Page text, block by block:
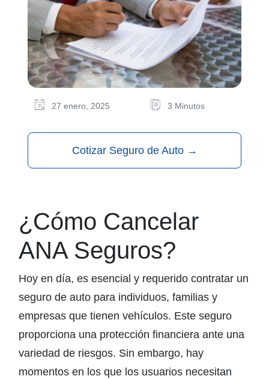
27 enero, 2025 3 Minutos
Cotizar Seguro de Auto →
¿Cómo Cancelar
ANA Seguros?
Hoy en día, es esencial y requerido contratar un
seguro de auto para individuos, familias y
empresas que tienen vehículos. Este seguro
proporciona una protección financiera ante una
variedad de riesgos. Sin embargo, hay
momentos en los que los usuarios necesitan